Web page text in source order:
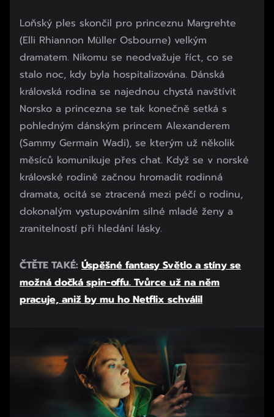
Loňský ples skončil pro princeznu Margrehte
(Elli Rhiannon Müller Osbourne) velkým
dramatem. Nikomu se neodvažuje říct, co se
stalo noc, kdy byla hospitalizována. Dánská
královská rodina se najednou chystá navštívit
Norsko a princezna se tak konečně setká s
pohledným dánským princem Alexanderem
(Sammy Germain Wadi), se kterým už několik
měsíců komunikuje přes chat. Když se v norské
královské rodině začnou hromadit rodinná
dramata, ocitá se ztracená mezi péčí o rodinu,
dokonalým vystupováním silné mladé ženy a
zranitelností při hledání lásky.
ČTĚTE TAKÉ: Úspěšné fantasy Světlo a stíny se
možná dočká spin-offu. Tvůrce už na něm
pracuje, aniž by mu ho Netflix schválil